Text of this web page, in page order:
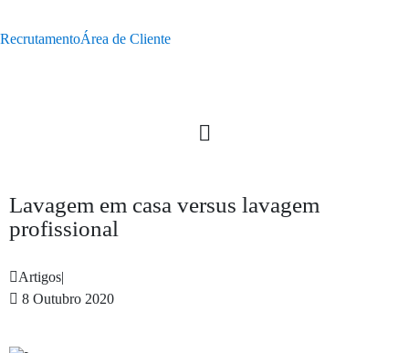
RecrutamentoÁrea de Cliente
Lavagem em casa versus lavagem
profissional
Artigos|
8 Outubro 2020